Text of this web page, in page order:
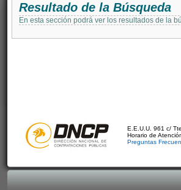
Resultado de la Búsqueda
En esta sección podrá ver los resultados de la
E.E.U.U. 961 c/
Horario de
Preguntas